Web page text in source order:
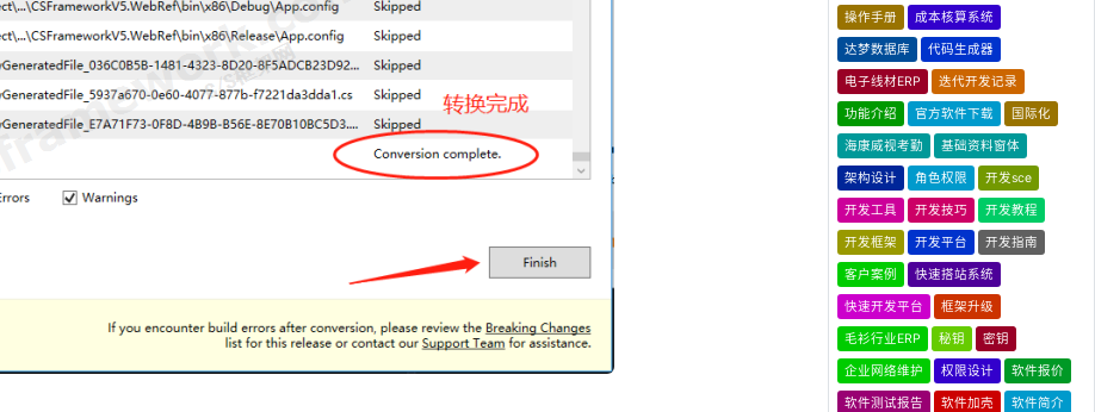
操作手册 成本核算系统
达梦数据库 代码生成器
电子线材ERP 迭代开发记录
功能介绍 官方软件下载 国际化
海康威视考勤 基础资料窗体
架构设计 角色权限 开发sce
开发工具 开发技巧 开发教程
开发框架 开发平台 开发指南
客户案例 快速搭站系统
快速开发平台 框架升级
毛衫行业ERP 秘钥 密钥
企业网络维护 权限设计 软件报价
软件测试报告 软件加壳 软件简介